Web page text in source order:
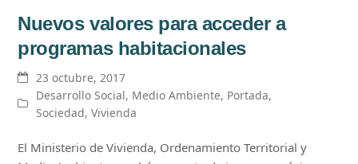
Nuevos valores para acceder a
programas habitacionales
23 octubre, 2017
Desarrollo Social, Medio Ambiente, Portada,
Sociedad,Vivienda
El Ministerio de Vivienda, Ordenamiento Territorial y